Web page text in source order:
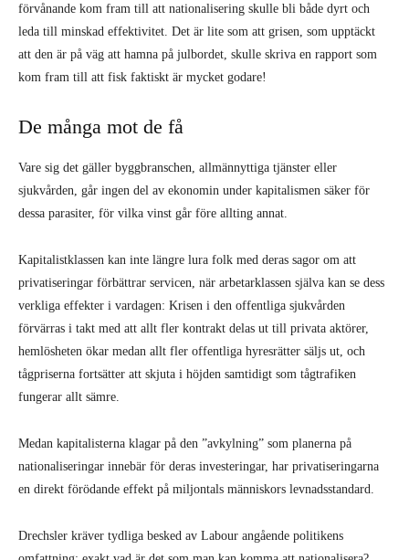
förvånande kom fram till att nationalisering skulle bli både dyrt och
leda till minskad effektivitet. Det är lite som att grisen, som upptäckt
att den är på väg att hamna på julbordet, skulle skriva en rapport som
kom fram till att fisk faktiskt är mycket godare!
De många mot de få
Vare sig det gäller byggbranschen, allmännyttiga tjänster eller
sjukvården, går ingen del av ekonomin under kapitalismen säker för
dessa parasiter, för vilka vinst går före allting annat.
Kapitalistklassen kan inte längre lura folk med deras sagor om att
privatiseringar förbättrar servicen, när arbetarklassen själva kan se dess
verkliga effekter i vardagen: Krisen i den offentliga sjukvården
förvärras i takt med att allt fler kontrakt delas ut till privata aktörer,
hemlösheten ökar medan allt fler offentliga hyresrätter säljs ut, och
tågpriserna fortsätter att skjuta i höjden samtidigt som tågtrafiken
fungerar allt sämre.
Medan kapitalisterna klagar på den ”avkylning” som planerna på
nationaliseringar innebär för deras investeringar, har privatiseringarna
en direkt förödande effekt på miljontals människors levnadsstandard.
Drechsler kräver tydliga besked av Labour angående politikens